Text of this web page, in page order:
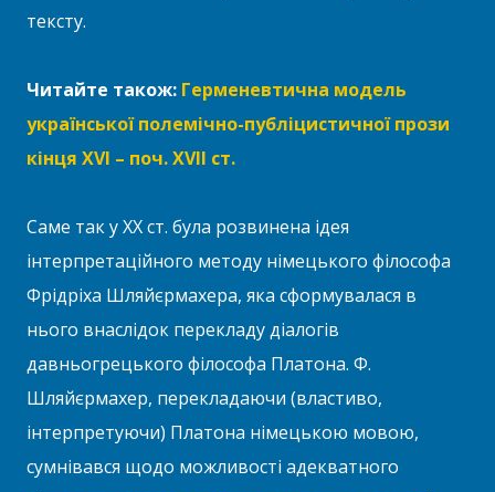
тексту.
Читайте також: Герменевтична модель
української полемічно-публіцистичної прози
кінця XVI – поч. XVII ст.
Саме так у ХХ ст. була розвинена ідея
інтерпретаційного методу німецького філософа
Фрідріха Шляйєрмахера, яка сформувалася в
нього внаслідок перекладу діалогів
давньогрецького філософа Платона. Ф.
Шляйєрмахер, перекладаючи (властиво,
інтерпретуючи) Платона німецькою мовою,
сумнівався щодо можливості адекватного